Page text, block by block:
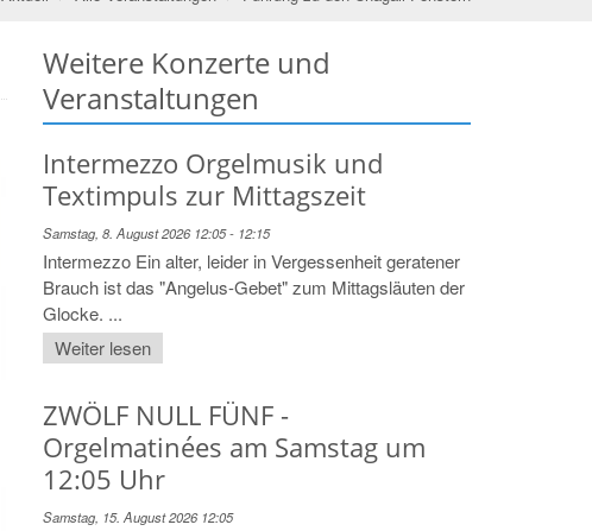
Weitere Konzerte und
Veranstaltungen
Intermezzo Orgelmusik und
Textimpuls zur Mittagszeit
Samstag, 8. August 2026 12:05 - 12:15
Intermezzo Ein alter, leider in Vergessenheit geratener
Brauch ist das "Angelus-Gebet" zum Mittagsläuten der
Glocke. ...
Weiter lesen
ZWÖLF NULL FÜNF -
Orgelmatinées am Samstag um
12:05 Uhr
Samstag, 15. August 2026 12:05